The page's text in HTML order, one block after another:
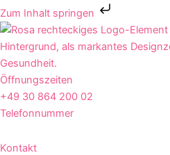
Zum Inhalt springen
Zum
Inhalt
springen
Öffnungszeiten
+49 30 864 200 02
Telefonnummer
Kontakt